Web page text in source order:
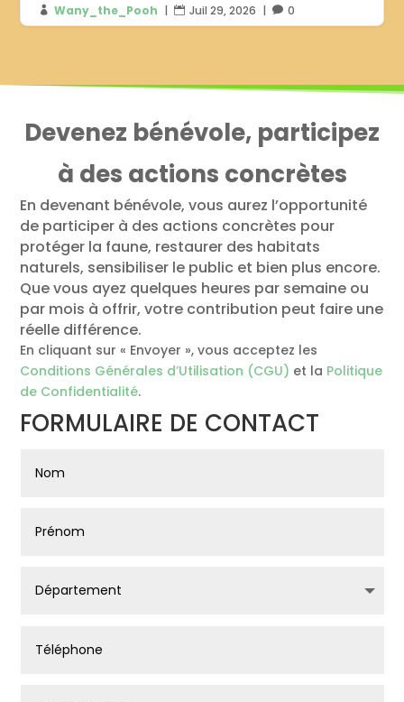
 Wany_the_Pooh |  Juil 29, 2026 |  0
Devenez bénévole, participez
à des actions concrètes
En devenant bénévole, vous aurez l’opportunité
de participer à des actions concrètes pour
protéger la faune, restaurer des habitats
naturels, sensibiliser le public et bien plus encore.
Que vous ayez quelques heures par semaine ou
par mois à offrir, votre contribution peut faire une
réelle différence.
En cliquant sur « Envoyer », vous acceptez les
Conditions Générales d’Utilisation (CGU) et la Politique
de Confidentialité.
FORMULAIRE DE CONTACT